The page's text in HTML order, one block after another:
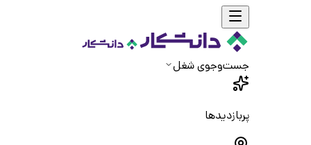
جست‌و‌جوی شغل
پربازدیدها